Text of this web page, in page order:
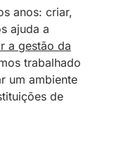
anos: criar,
ajuda a
a gestão da
trabalhado
um ambiente
de